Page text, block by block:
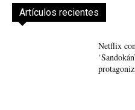
Artículos recientes
Netflix